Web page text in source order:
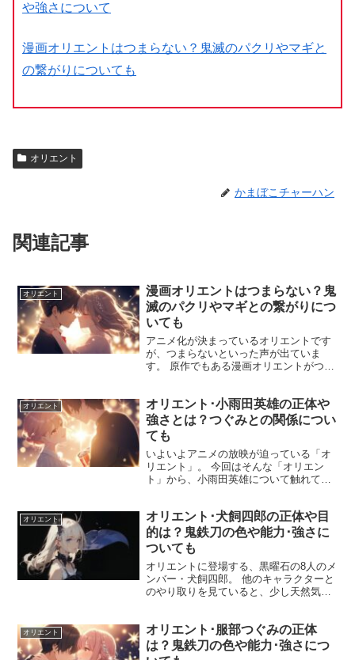
や強さについて
漫画オリエントはつまらない？鬼滅のパクリやマギと
の繋がりについても
オリエント
かまぼこチャーハン
関連記事
オリエント
漫画オリエントはつまらない？鬼
滅のパクリやマギとの繋がりにつ
いても
アニメ化が決まっているオリエントです
が、つまらないといった声が出ていま
す。 原作でもある漫画オリエントがつま
リなのか？ 似ている点をまとめていきま
す。 人気作でもあるマ...
オリエント
オリエント･小雨田英雄の正体や
強さとは？つぐみとの関係につい
ても
いよいよアニメの放映が迫っている「オ
リエント」。 今回はそんな「オリエン
ト」から、小雨田英雄について触れてみ
とが発表されましたね！ 声優さんのファ
ンで、これから「オ...
オリエント
オリエント･犬飼四郎の正体や目
的は？鬼鉄刀の色や能力･強さに
ついても
オリエントに登場する、黒曜石の8人のメ
ンバー・犬飼四郎。 他のキャラクターと
のやり取りを見ていると、少し天然気味
強さ、能力についても解説していきま
す！ 「オリエント」...
オリエント
オリエント･服部つぐみの正体
は？鬼鉄刀の色や能力･強さにつ